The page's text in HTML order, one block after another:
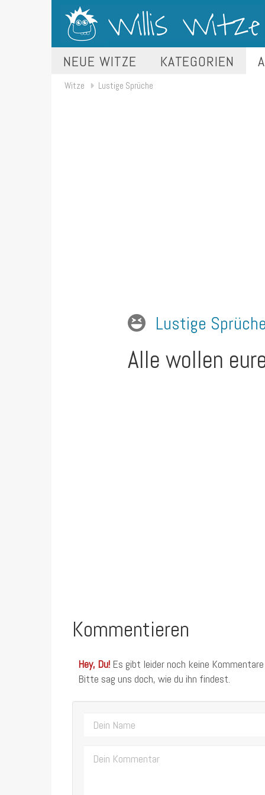
NEUE WITZE KATEGORIEN
Witze Lustige Sprüche
Lustige Sprüche
Alle wollen
Kommentieren
Hey, Du! Es gibt leider noch keine
Bitte sag uns doch, wie du ihn findest.